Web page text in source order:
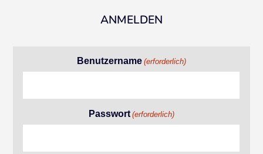
ANMELDEN
Benutzername (erforderlich)
Passwort (erforderlich)